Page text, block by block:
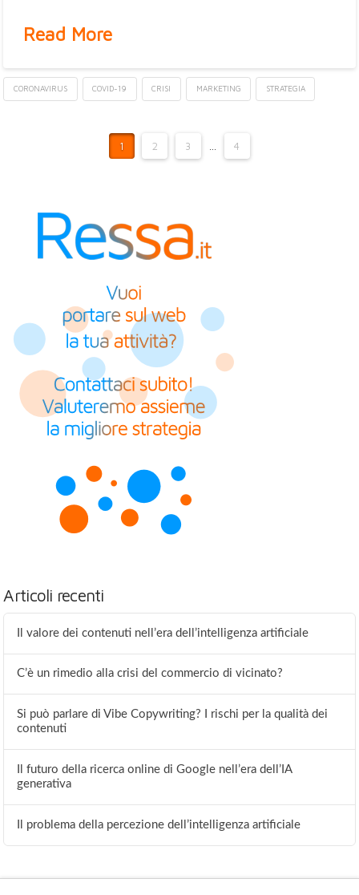
Read More
CORONAVIRUS COVID-19 CRISI MARKETING STRATEGIA
1 2 3 4
Articoli recenti
Il valore dei contenuti nell’era dell’intelligenza artificiale
C’è un rimedio alla crisi del commercio di vicinato?
Si può parlare di Vibe Copywriting? I rischi per la qualità dei
contenuti
Il futuro della ricerca online di Google nell’era dell’IA
generativa
Il problema della percezione dell’intelligenza artificiale